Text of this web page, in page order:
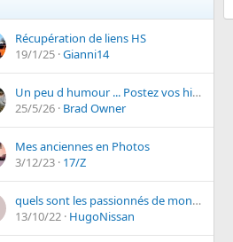
Récupération de liens HS
19/1/25 Gianni14
Un peu d humour ... Postez vos histoires, photos, blagues...
25/5/26 Brad Owner
Mes anciennes en Photos
3/12/23 17/Z
quels sont les passionnés de montres ?? (après la Z bien su
13/10/22 HugoNissan